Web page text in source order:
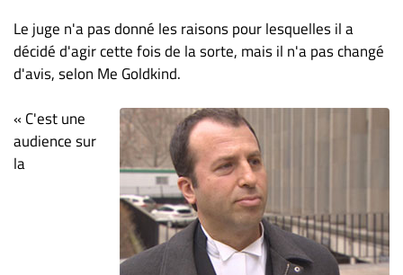
Le juge n'a pas donné les raisons pour lesquelles il a
décidé d'agir cette fois de la sorte, mais il n'a pas changé
d'avis, selon Me Goldkind.
« C'est une
audience sur
la